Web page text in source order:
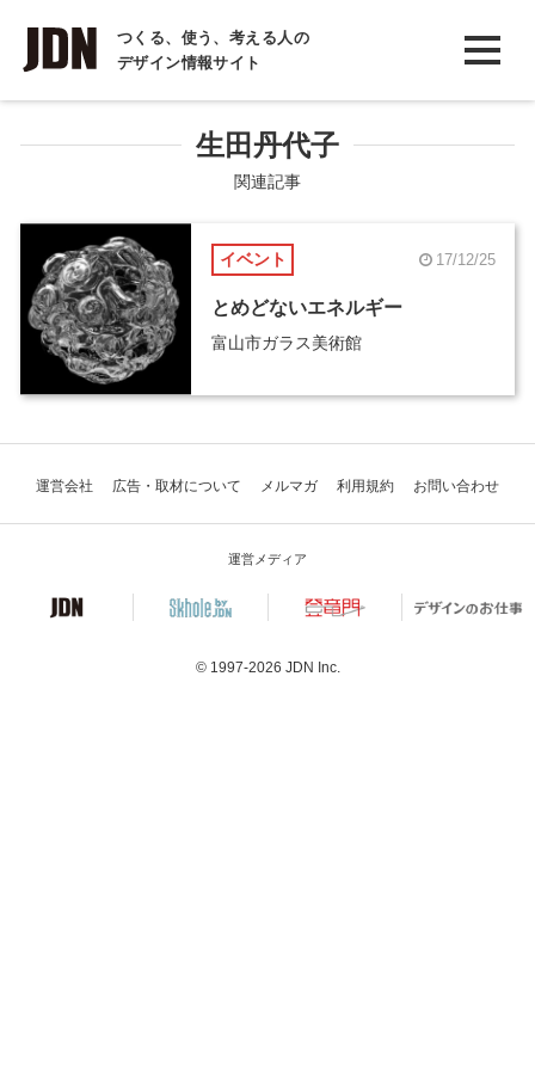
つくる、使う、考える人の
デザイン情報サイト
INTERVIEW
インタビュー
COLUMN
コラム
生田丹代子
関連記事
イベント 17/12/25
とめどないエネルギー
富山市ガラス美術館
運営会社 広告・取材について メルマガ 利用規約 お問い合わせ
運営メディア
© 1997-2026 JDN Inc.